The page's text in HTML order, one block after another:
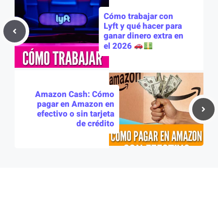
Cómo trabajar con
Lyft y qué hacer para
ganar dinero extra en
el 2026
Amazon Cash: Cómo
pagar en Amazon en
efectivo o sin tarjeta
de crédito